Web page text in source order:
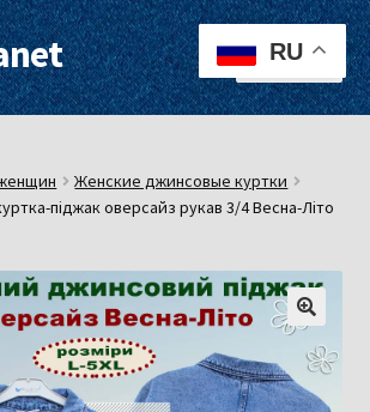
Меню
Женские джинсовые куртки
піджак оверсайз рукав 3/4 Весна-Літо
RU